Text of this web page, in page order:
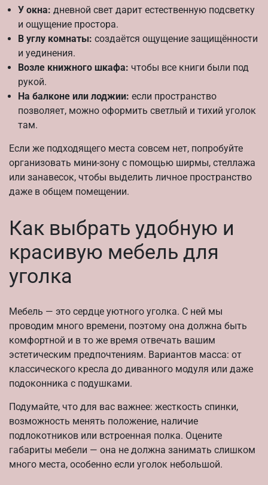
У окна: дневной свет дарит естественную подсветку
и ощущение простора.
В углу комнаты: создаётся ощущение защищённости
и уединения.
Возле книжного шкафа: чтобы все книги были под
рукой.
На балконе или лоджии: если пространство
позволяет, можно оформить светлый и тихий уголок
там.
Если же подходящего места совсем нет, попробуйте
организовать мини-зону с помощью ширмы, стеллажа
или занавесок, чтобы выделить личное пространство
даже в общем помещении.
Как выбрать удобную и
красивую мебель для
уголка
Мебель — это сердце уютного уголка. С ней мы
проводим много времени, поэтому она должна быть
комфортной и в то же время отвечать вашим
эстетическим предпочтениям. Вариантов масса: от
классического кресла до диванного модуля или даже
подоконника с подушками.
Подумайте, что для вас важнее: жесткость спинки,
возможность менять положение, наличие
подлокотников или встроенная полка. Оцените
габариты мебели — она не должна занимать слишком
много места, особенно если уголок небольшой.